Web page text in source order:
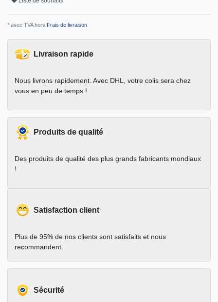
* avec TVA hors Frais de livraison
Livraison rapide
Nous livrons rapidement. Avec DHL, votre colis sera chez
vous en peu de temps !
Produits de qualité
Des produits de qualité des plus grands fabricants mondiaux
!
Satisfaction client
Plus de 95% de nos clients sont satisfaits et nous
recommandent.
Sécurité